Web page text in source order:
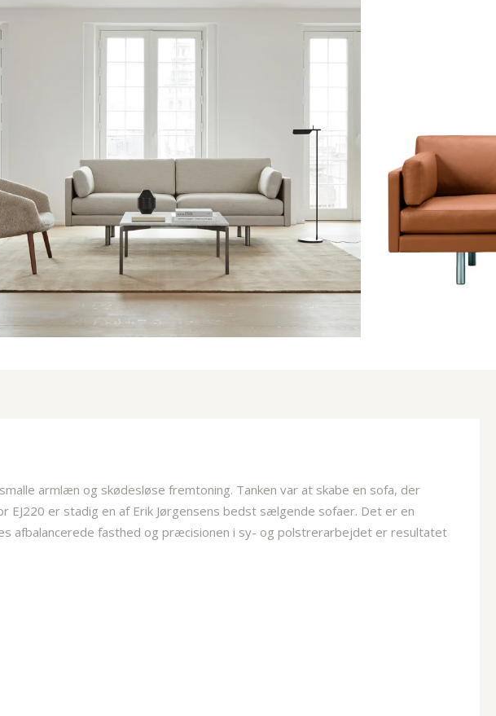
armlæn og skødesløse fremtoning. Tanken var at skabe en sofa, der
er stadig en af Erik Jørgensens bedst sælgende sofaer. Det er en
afbalancerede fasthed og præcisionen i sy- og polstrerarbejdet er resultatet